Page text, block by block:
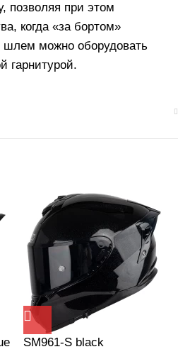
позволяя при этом
когда «за бортом»
можно оборудовать
гарнитурой.
SM961-S black